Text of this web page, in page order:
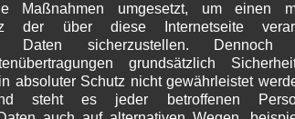
Maßnahmen umgesetzt, um einen
der über diese Internetseite
Daten sicherzustellen. Dennoch
grundsätzlich
absoluter Schutz nicht gewährleistet
steht es jeder betroffenen